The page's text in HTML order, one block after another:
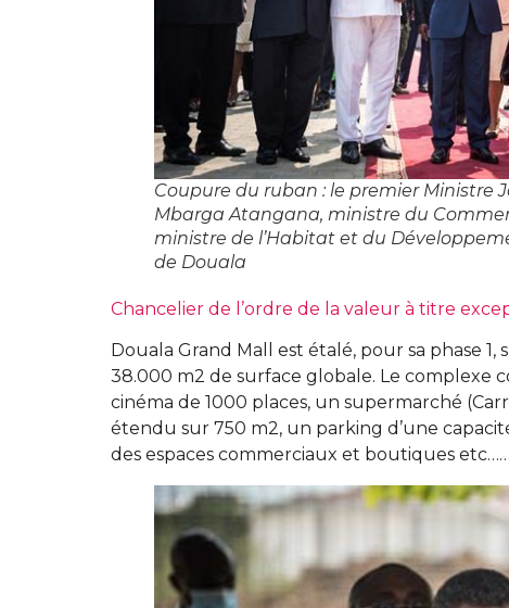
Coupure du ruban : le premier Ministre
Mbarga Atangana, ministre du
ministre de l’Habitat et du
de Douala
Chancelier de l’ordre de la valeur à titre
Douala Grand Mall est étalé, pour sa phase
38.000 m2 de surface globale. Le complexe
cinéma de 1000 places, un supermarché
étendu sur 750 m2, un parking d’une
des espaces commerciaux et boutiques etc……